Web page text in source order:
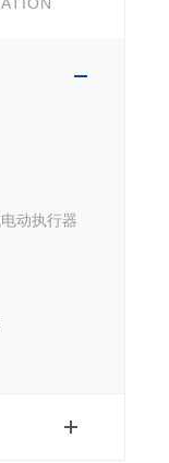
动执行器